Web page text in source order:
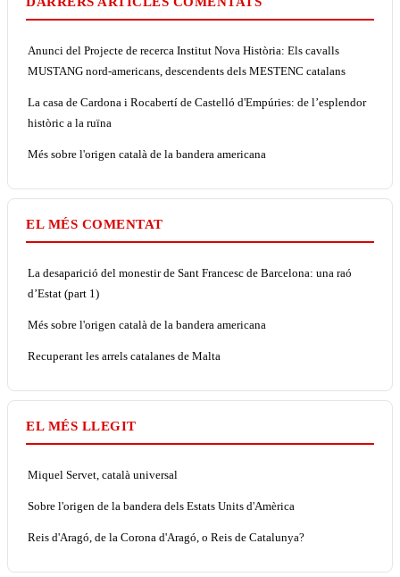
Anunci del Projecte de recerca Institut Nova Història: Els cavalls
MUSTANG nord-americans, descendents dels MESTENC catalans
La casa de Cardona i Rocabertí de Castelló d'Empúries: de l’esplendor
històric a la ruïna
Més sobre l'origen català de la bandera americana
EL MÉS COMENTAT
La desaparició del monestir de Sant Francesc de Barcelona: una raó
d’Estat (part 1)
Més sobre l'origen català de la bandera americana
Recuperant les arrels catalanes de Malta
EL MÉS LLEGIT
Miquel Servet, català universal
Sobre l'origen de la bandera dels Estats Units d'Amèrica
Reis d'Aragó, de la Corona d'Aragó, o Reis de Catalunya?